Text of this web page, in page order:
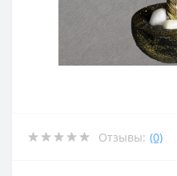
Отзывы: (0)